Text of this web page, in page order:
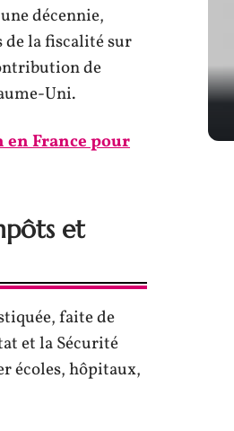
décennie,
de la fiscalité sur
de
Uni.
France pour
et
faite de
et la Sécurité
écoles, hôpitaux,